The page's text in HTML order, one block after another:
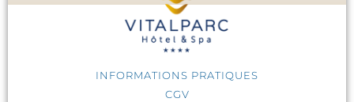
INFORMATIONS PRATIQUES
CGV